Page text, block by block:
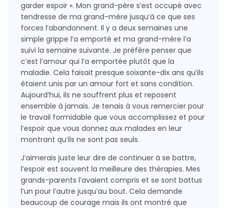
garder espoir ». Mon grand-père s’est occupé avec
tendresse de ma grand-mère jusqu’à ce que ses
forces l’abandonnent. Il y a deux semaines une
simple grippe l‘a emporté et ma grand-mère l’a
suivi la semaine suivante. Je préfère penser que
c’est l’amour qui l’a emportée plutôt que la
maladie. Cela faisait presque soixante-dix ans qu’ils
étaient unis par un amour fort et sans condition.
Aujourd’hui, ils ne souffrent plus et reposent
ensemble à jamais. Je tenais à vous remercier pour
le travail formidable que vous accomplissez et pour
l’espoir que vous donnez aux malades en leur
montrant qu’ils ne sont pas seuls.
J’aimerais juste leur dire de continuer à se battre,
l’espoir est souvent la meilleure des thérapies. Mes
grands-parents l’avaient compris et se sont battus
l’un pour l’autre jusqu’au bout. Cela demande
beaucoup de courage mais ils ont montré que